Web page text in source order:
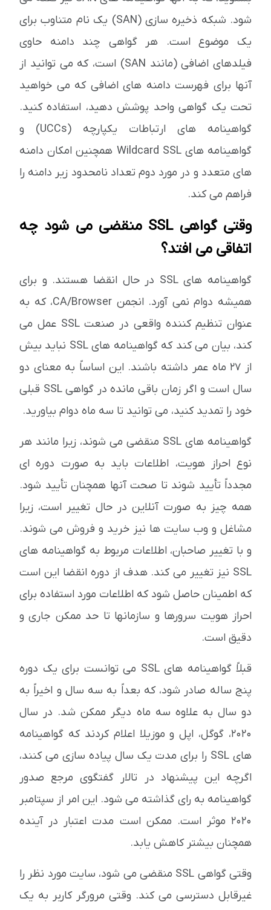
شود. شبکه ذخیره سازی (SAN) یک نام متناوب برای
یک موضوع است. هر گواهی چند دامنه حاوی
فیلدهای اضافی (مانند SAN) است، که می توانید از
آنها برای فهرست دامنه های اضافی که می خواهید
تحت یک گواهی واحد پوشش دهید، استفاده کنید.
گواهینامه های ارتباطات یکپارچه (UCCs) و
گواهینامه های Wildcard SSL همچنین امکان دامنه
های متعدد و در مورد دوم تعداد نامحدود زیر دامنه را
فراهم می کند.
وقتی گواهی SSL منقضی می شود چه
اتفاقی می افتد؟
گواهینامه های SSL در حال انقضا هستند. و برای
همیشه دوام نمی آورد. انجمن CA/Browser، که به
عنوان تنظیم کننده واقعی در صنعت SSL عمل می
کند، بیان می کند که گواهینامه های SSL نباید بیش
از 27 ماه عمر داشته باشند. این اساساً به معنای دو
سال است و اگر زمان باقی مانده در گواهی SSL قبلی
خود را تمدید کنید، می توانید تا سه ماه دوام بیاورید.
گواهینامه های SSL منقضی می شوند، زیرا مانند هر
نوع احراز هویت، اطلاعات باید به صورت دوره ای
مجدداً تأیید شوند تا صحت آنها همچنان تأیید شود.
همه چیز به صورت آنلاین در حال تغییر است، زیرا
مشاغل و وب سایت ها نیز خرید و فروش می شوند.
و با تغییر صاحبان، اطلاعات مربوط به گواهینامه های
SSL نیز تغییر می کند. هدف از دوره انقضا این است
که اطمینان حاصل شود که اطلاعات مورد استفاده برای
احراز هویت سرورها و سازمانها تا حد ممکن جاری و
دقیق است.
قبلاً گواهینامه های SSL می توانست برای یک دوره
پنج ساله صادر شود، که بعداً به سه سال و اخیراً به
دو سال به علاوه سه ماه دیگر ممکن شد. در سال
2020، گوگل، اپل و موزیلا اعلام کردند که گواهینامه
های SSL را برای مدت یک سال پیاده سازی می کنند،
اگرچه این پیشنهاد در تالار گفتگوی مرجع صدور
گواهینامه به رای گذاشته می شود. این امر از سپتامبر
2020 موثر است. ممکن است مدت اعتبار در آینده
همچنان بیشتر کاهش یابد.
وقتی گواهی SSL منقضی می شود، سایت مورد نظر را
غیرقابل دسترسی می کند. وقتی مرورگر کاربر به یک